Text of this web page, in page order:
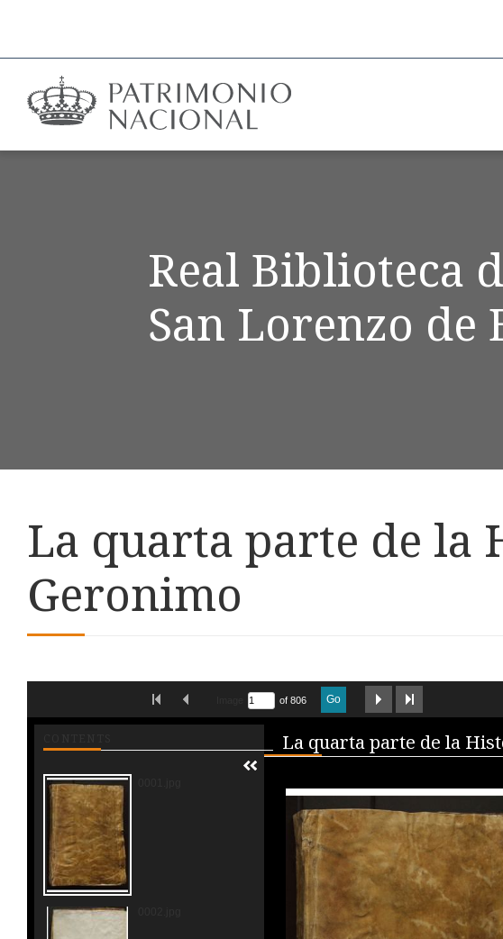
Real Biblioteca
San Lorenzo de
La quarta parte de la
Geronimo
FIRST IMAGEPREVIOUS IMAGE
of 806 Go
NEXT IMAGE
Media Viewer